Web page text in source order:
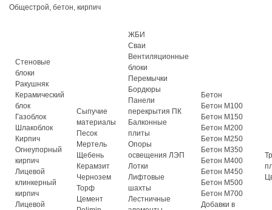
Общестрой, бетон, кирпич
Стеновые
блоки
Ракушняк
Керамический
блок
Газоблок
Шлакоблок
Кирпич
Огнеупорный
кирпич
Лицевой
клинкерный
кирпич
Лицевой
Сыпучие
материалы
Песок
Мертель
Щебень
Керамзит
Чернозем
Торф
Цемент
ЖБИ
Сваи
Вентиляционные
блоки
Перемычки
Бордюры
Панели
перекрытия ПК
Балконные
плиты
Опоры
освещения ЛЭП
Лотки
Лифтовые
шахты
Лестничные
Бетон
Бетон М100
Бетон М150
Бетон М200
Бетон М250
Бетон М350
Бетон М400
Бетон М450
Бетон М500
Бетон М700
Добавки в